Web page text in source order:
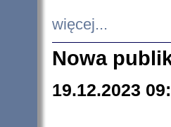
więcej...
Nowa
19.12.2023